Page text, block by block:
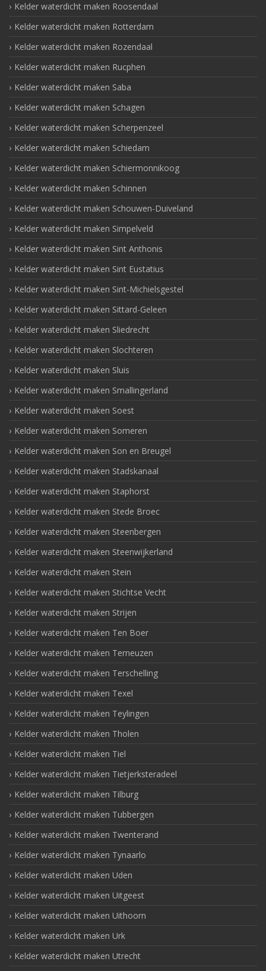
Kelder waterdicht maken Roosendaal
Kelder waterdicht maken Rotterdam
Kelder waterdicht maken Rozendaal
Kelder waterdicht maken Rucphen
Kelder waterdicht maken Saba
Kelder waterdicht maken Schagen
Kelder waterdicht maken Scherpenzeel
Kelder waterdicht maken Schiedam
Kelder waterdicht maken Schiermonnikoog
Kelder waterdicht maken Schinnen
Kelder waterdicht maken Schouwen-Duiveland
Kelder waterdicht maken Simpelveld
Kelder waterdicht maken Sint Anthonis
Kelder waterdicht maken Sint Eustatius
Kelder waterdicht maken Sint-Michielsgestel
Kelder waterdicht maken Sittard-Geleen
Kelder waterdicht maken Sliedrecht
Kelder waterdicht maken Slochteren
Kelder waterdicht maken Sluis
Kelder waterdicht maken Smallingerland
Kelder waterdicht maken Soest
Kelder waterdicht maken Someren
Kelder waterdicht maken Son en Breugel
Kelder waterdicht maken Stadskanaal
Kelder waterdicht maken Staphorst
Kelder waterdicht maken Stede Broec
Kelder waterdicht maken Steenbergen
Kelder waterdicht maken Steenwijkerland
Kelder waterdicht maken Stein
Kelder waterdicht maken Stichtse Vecht
Kelder waterdicht maken Strijen
Kelder waterdicht maken Ten Boer
Kelder waterdicht maken Terneuzen
Kelder waterdicht maken Terschelling
Kelder waterdicht maken Texel
Kelder waterdicht maken Teylingen
Kelder waterdicht maken Tholen
Kelder waterdicht maken Tiel
Kelder waterdicht maken Tietjerksteradeel
Kelder waterdicht maken Tilburg
Kelder waterdicht maken Tubbergen
Kelder waterdicht maken Twenterand
Kelder waterdicht maken Tynaarlo
Kelder waterdicht maken Uden
Kelder waterdicht maken Uitgeest
Kelder waterdicht maken Uithoorn
Kelder waterdicht maken Urk
Kelder waterdicht maken Utrecht